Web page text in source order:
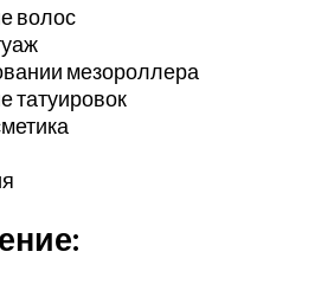
волос
мезороллера
татуировок